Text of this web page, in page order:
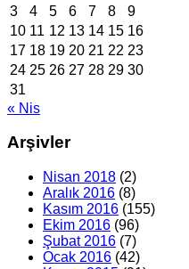
3
4 5 6 7 8
9
10 11 12 13 14 15 16
17 18 19 20 21 22 23
24 25 26 27 28 29 30
31
« Nis
Arşivler
Nisan 2018 (2)
Aralık 2016 (8)
Kasım 2016 (155)
Ekim 2016 (96)
Şubat 2016 (7)
Ocak 2016 (42)